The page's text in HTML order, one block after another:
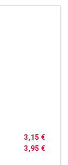
3,95 €
3,15 €